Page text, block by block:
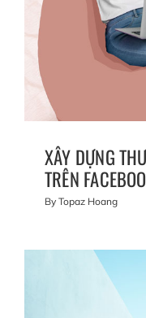
XÂY DỰNG
TRÊN
By Topaz Hoang